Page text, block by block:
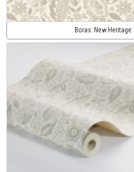
Boras: New Heritage: